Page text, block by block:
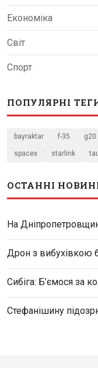
Економіка
Світ
Спорт
ПОПУЛЯРНІ
bayraktar f-35 g20
spacex starlink
ОСТАННІ
На
Дрон з вибухівкою
Сибіга: Б’ємося за
Стефанішину